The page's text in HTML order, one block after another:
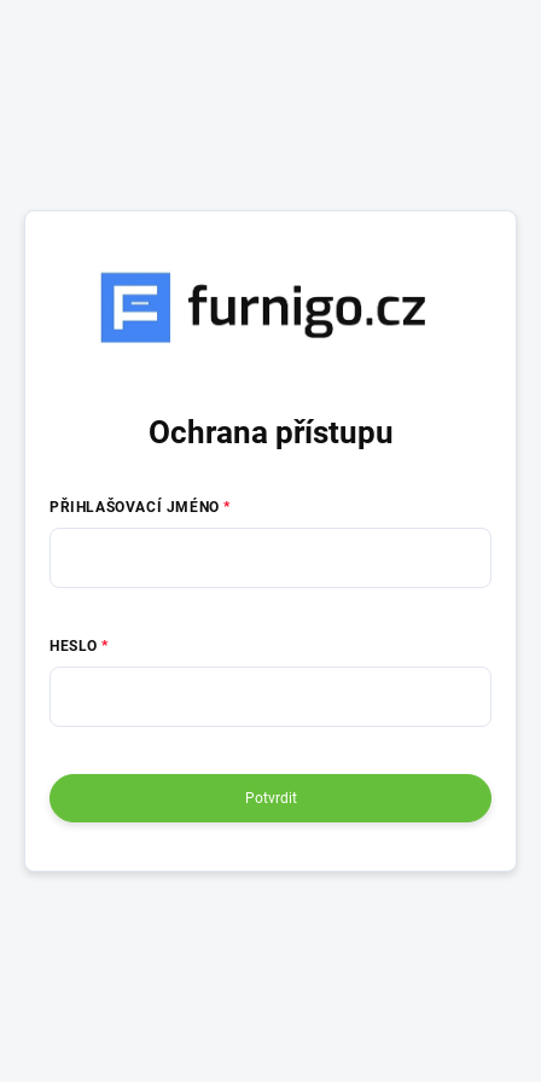
Ochrana přístupu
PŘIHLAŠOVACÍ JMÉNO
HESLO
Potvrdit